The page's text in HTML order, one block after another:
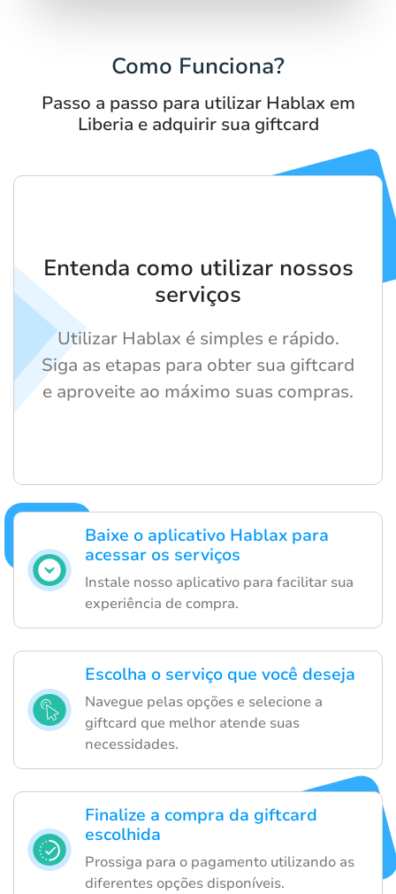
Como Funciona?
Passo a passo para utilizar Hablax em
Liberia e adquirir sua giftcard
Baixe o aplicativo Hablax para
acessar os serviços
Instale nosso aplicativo para facilitar sua
experiência de compra.
Escolha o serviço que você deseja
Navegue pelas opções e selecione a
giftcard que melhor atende suas
necessidades.
Finalize a compra da giftcard
escolhida
Prossiga para o pagamento utilizando as
diferentes opções disponíveis.
Entenda como utilizar nossos
serviços
Utilizar Hablax é simples e rápido.
Siga as etapas para obter sua giftcard
e aproveite ao máximo suas compras.